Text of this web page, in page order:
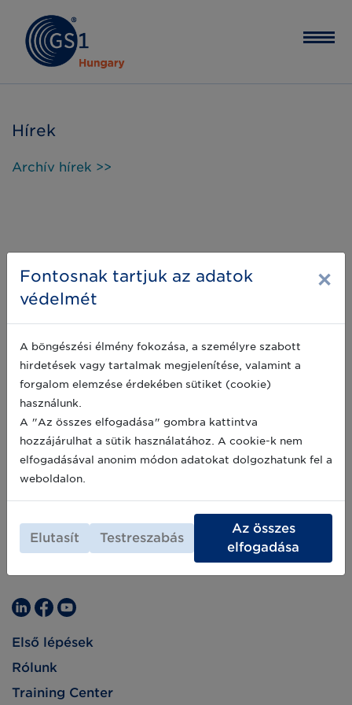
Hírek
Archív hírek >>
Első lépések
Rólunk
Training Center
Fontosnak tartjuk az adatok
védelmét
×
A böngészési élmény fokozása, a személyre szabott
hirdetések vagy tartalmak megjelenítése, valamint a
forgalom elemzése érdekében sütiket (cookie)
használunk.
A "Az összes elfogadása" gombra kattintva
hozzájárulhat a sütik használatához. A cookie-k nem
elfogadásával anonim módon adatokat dolgozhatunk fel a
weboldalon.
Elutasít Testreszabás
Az összes
elfogadása